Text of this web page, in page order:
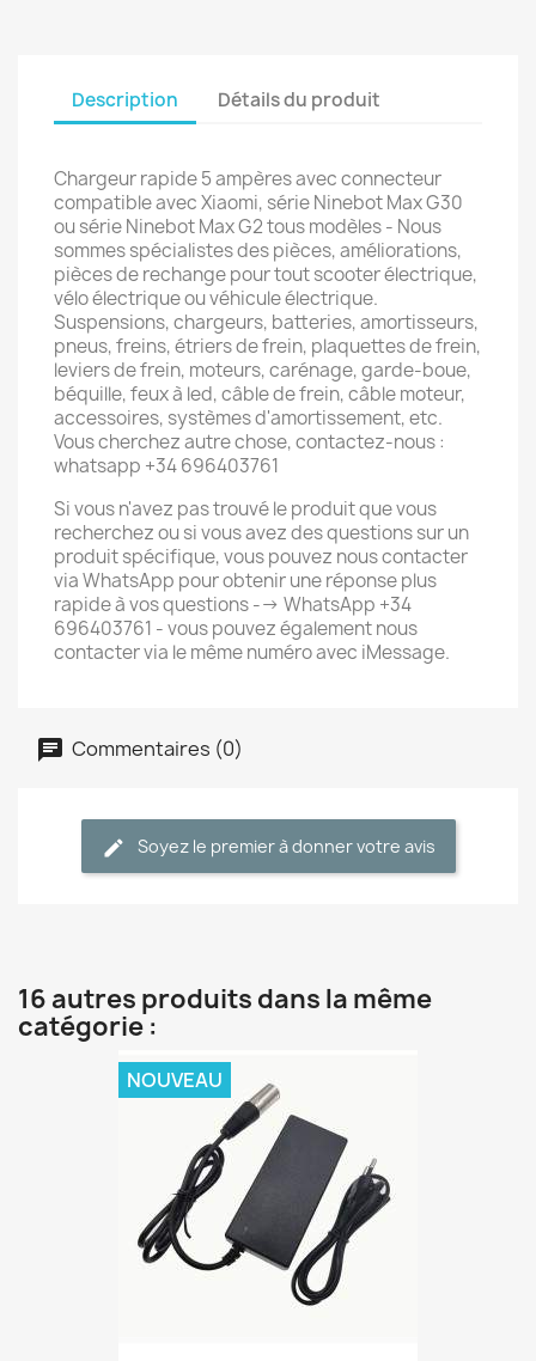
Description Détails du produit
Chargeur rapide 5 ampères avec connecteur
compatible avec Xiaomi, série Ninebot Max G30
ou série Ninebot Max G2 tous modèles - Nous
sommes spécialistes des pièces, améliorations,
pièces de rechange pour tout scooter électrique,
vélo électrique ou véhicule électrique.
Suspensions, chargeurs, batteries, amortisseurs,
pneus, freins, étriers de frein, plaquettes de frein,
leviers de frein, moteurs, carénage, garde-boue,
béquille, feux à led, câble de frein, câble moteur,
accessoires, systèmes d'amortissement, etc.
Vous cherchez autre chose, contactez-nous :
whatsapp +34 696403761
Si vous n'avez pas trouvé le produit que vous
recherchez ou si vous avez des questions sur un
produit spécifique, vous pouvez nous contacter
via WhatsApp pour obtenir une réponse plus
rapide à vos questions --> WhatsApp +34
696403761 - vous pouvez également nous
contacter via le même numéro avec iMessage.
Commentaires (0)
Soyez le premier à donner votre avis
16 autres produits dans la même
catégorie :
NOUVEAU